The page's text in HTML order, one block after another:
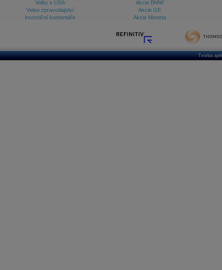
Volby v USA
Video zpravodajství
Investiční komentáře
Akcie BMW
Akcie GE
Akcie Moneta
Tvorba